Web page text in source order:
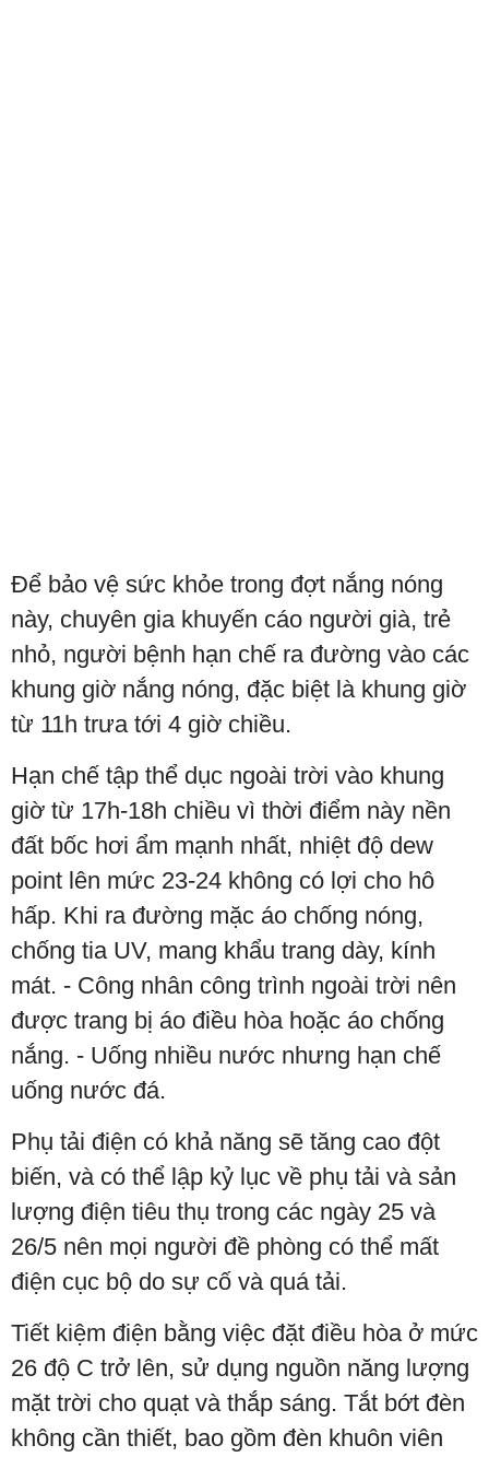
Để bảo vệ sức khỏe trong đợt nắng nóng
này, chuyên gia khuyến cáo người già, trẻ
nhỏ, người bệnh hạn chế ra đường vào các
khung giờ nắng nóng, đặc biệt là khung giờ
từ 11h trưa tới 4 giờ chiều.
Hạn chế tập thể dục ngoài trời vào khung
giờ từ 17h-18h chiều vì thời điểm này nền
đất bốc hơi ẩm mạnh nhất, nhiệt độ dew
point lên mức 23-24 không có lợi cho hô
hấp. Khi ra đường mặc áo chống nóng,
chống tia UV, mang khẩu trang dày, kính
mát. - Công nhân công trình ngoài trời nên
được trang bị áo điều hòa hoặc áo chống
nắng. - Uống nhiều nước nhưng hạn chế
uống nước đá.
Phụ tải điện có khả năng sẽ tăng cao đột
biến, và có thể lập kỷ lục về phụ tải và sản
lượng điện tiêu thụ trong các ngày 25 và
26/5 nên mọi người đề phòng có thể mất
điện cục bộ do sự cố và quá tải.
Tiết kiệm điện bằng việc đặt điều hòa ở mức
26 độ C trở lên, sử dụng nguồn năng lượng
mặt trời cho quạt và thắp sáng. Tắt bớt đèn
không cần thiết, bao gồm đèn khuôn viên